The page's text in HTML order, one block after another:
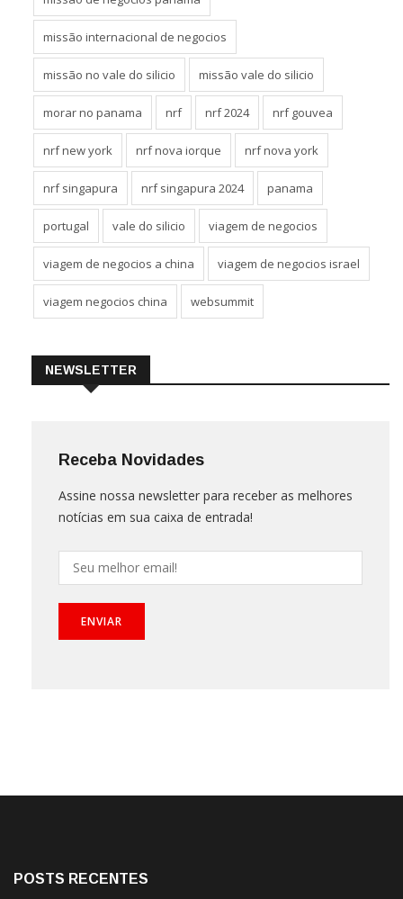
missão internacional de negocios
missão no vale do silicio missão vale do silicio
morar no panama nrf nrf 2024 nrf gouvea
nrf new york nrf nova iorque nrf nova york
nrf singapura nrf singapura 2024 panama
portugal vale do silicio viagem de negocios
viagem de negocios a china viagem de negocios israel
viagem negocios china websummit
NEWSLETTER
Receba Novidades
Assine nossa newsletter para receber as melhores
notícias em sua caixa de entrada!
POSTS RECENTES